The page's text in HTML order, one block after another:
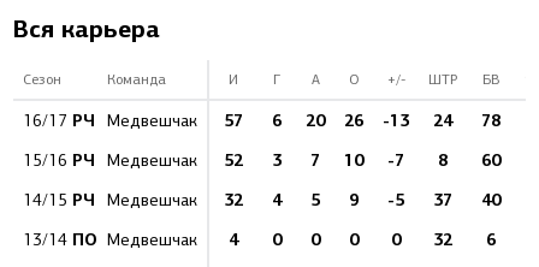
Вся карьера
Сезон Команда И Г А О +/- ШТР БВ
16/17 РЧ Медвешчак 57 6 20 26 -13 24 78
15/16 РЧ Медвешчак 52 3 7 10 -7 8 60
14/15 РЧ Медвешчак 32 4 5 9 -5 37 40
13/14 ПО Медвешчак 4 0 0 0 0 32 6